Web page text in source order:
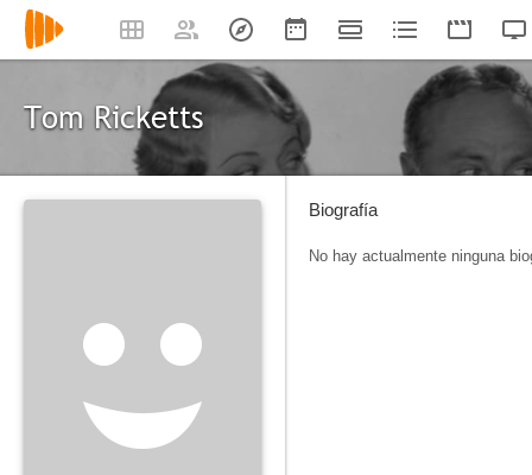
Tom Ricketts
Biografía
No hay actualmente ninguna